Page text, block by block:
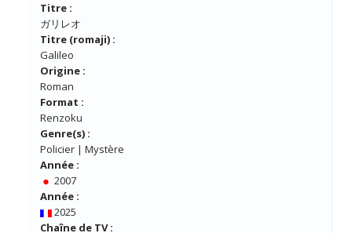
Titre :
ガリレオ
Titre (romaji) :
Galileo
Origine :
Roman
Format :
Renzoku
Genre(s) :
Policier | Mystère
Année :
2007
Année :
2025
Chaîne de TV :